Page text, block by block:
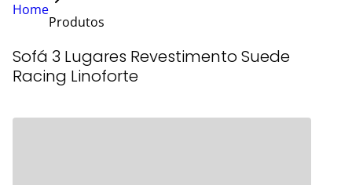
Home
Produtos
Sofá 3 Lugares Revestimento Suede
Racing Linoforte